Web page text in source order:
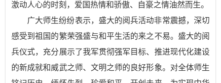
激动人心的时刻，爱国热情和骄傲、自豪之情油然而生。
广大师生纷纷表示，盛大的阅兵活动非常震撼，深切
感受到祖国的繁荣强盛与和平生活的来之不易。盛大的阅
兵仪式，充分展示了我军贯彻强军目标、推进现代化建设
的新成就和威武之师、文明之师的良好形象。对全体师生